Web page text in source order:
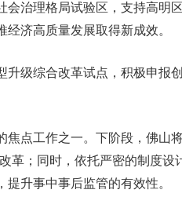
治理格局试验区，支持高明
济高质量发展取得新成效。
综合改革试点，积极申报创
工作之一。下阶段，佛山将
革；同时，依托严密的制度设
升事中事后监管的有效性。